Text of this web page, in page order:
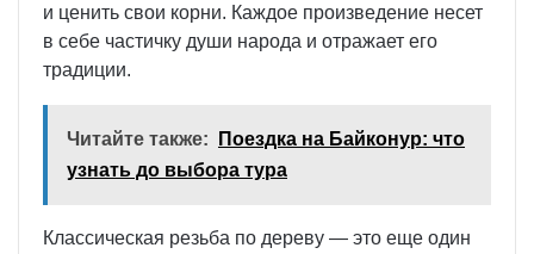
и ценить свои корни. Каждое произведение несет
в себе частичку души народа и отражает его
традиции.
Читайте также:
Поездка на Байконур: что
узнать до выбора тура
Классическая резьба по дереву — это еще один